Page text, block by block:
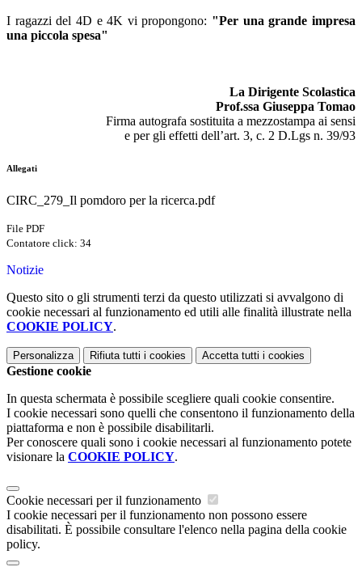
I ragazzi del 4D e 4K vi propongono: "Per una grande impresa
una piccola spesa"
La Dirigente Scolastica
Prof.ssa Giuseppa Tomao
Firma autografa sostituita a mezzostampa ai sensi
e per gli effetti dell’art. 3, c. 2 D.Lgs n. 39/93
Allegati
CIRC_279_Il pomdoro per la ricerca.pdf
File PDF
Contatore click: 34
Notizie
Questo sito o gli strumenti terzi da questo utilizzati si avvalgono di
cookie necessari al funzionamento ed utili alle finalità illustrate nella
COOKIE POLICY.
Personalizza Rifiuta tutti i cookies Accetta tutti i cookies
Gestione cookie
In questa schermata è possibile scegliere quali cookie consentire.
I cookie necessari sono quelli che consentono il funzionamento della
piattaforma e non è possibile disabilitarli.
Per conoscere quali sono i cookie necessari al funzionamento potete
visionare la COOKIE POLICY.
Cookie necessari per il funzionamento
I cookie necessari per il funzionamento non possono essere
disabilitati. È possibile consultare l'elenco nella pagina della cookie
policy.